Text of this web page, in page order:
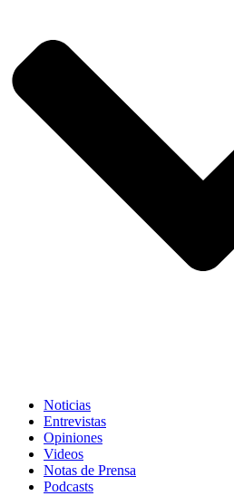
Noticias
Entrevistas
Opiniones
Videos
Notas de Prensa
Podcasts